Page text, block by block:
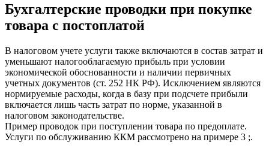
Бухгалтерские проводки при покупке
товара с постоплатой
В налоговом учете услуги также включаются в состав затрат и
уменьшают налогооблагаемую прибыль при условии
экономической обоснованности и наличии первичных
учетных документов (ст. 252 НК РФ). Исключением являются
нормируемые расходы, когда в базу при подсчете прибыли
включается лишь часть затрат по норме, указанной в
налоговом законодательстве.
Пример проводок при поступлении товара по предоплате.
Услуги по обслуживанию ККМ рассмотрено на примере 3 ;.